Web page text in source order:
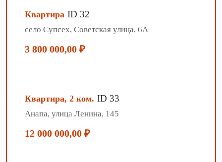
Квартира ID 32
село Супсех, Советская улица, 6А
3 800 000,00 ₽
Квартира, 2 ком. ID 33
Анапа, улица Ленина, 145
12 000 000,00 ₽